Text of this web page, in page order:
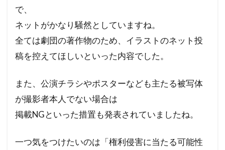
で、
ネットがかなり騒然としていますね。
全ては劇団の著作物のため、イラストのネット投
稿を控えてほしいといった内容でした。
また、公演チラシやポスターなども主たる被写体
が撮影者本人でない場合は
掲載NGといった措置も発表されていましたね。
一つ気をつけたいのは「権利侵害に当たる可能性